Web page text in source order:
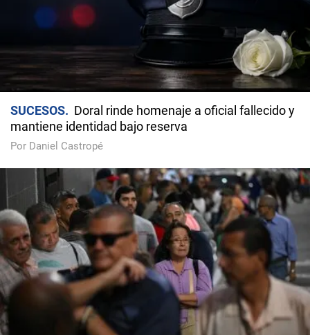
SUCESOS
Doral rinde homenaje a oficial fallecido y
mantiene identidad bajo reserva
Por Daniel Castropé